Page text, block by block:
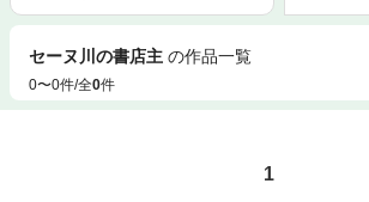
セーヌ川の書店主 の作品一覧
0〜0件/全0件
1